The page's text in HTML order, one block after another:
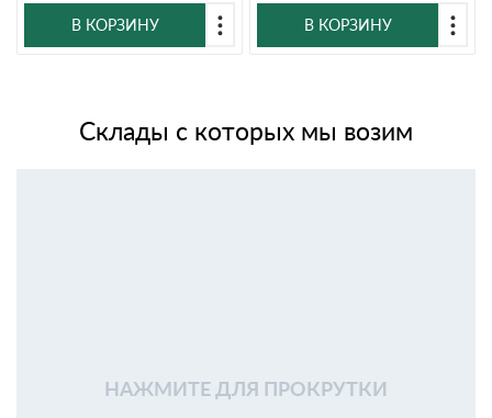
В КОРЗИНУ В КОРЗИНУ
Склады с которых мы возим
НАЖМИТЕ ДЛЯ ПРОКРУТКИ